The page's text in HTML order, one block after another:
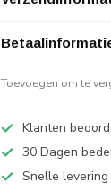
Toevoegen om te
Klanten
30 Dagen
Snelle levering